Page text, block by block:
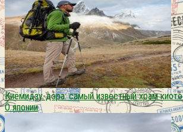
Киёмидзу-дэра: самый известный храм киото
О японии